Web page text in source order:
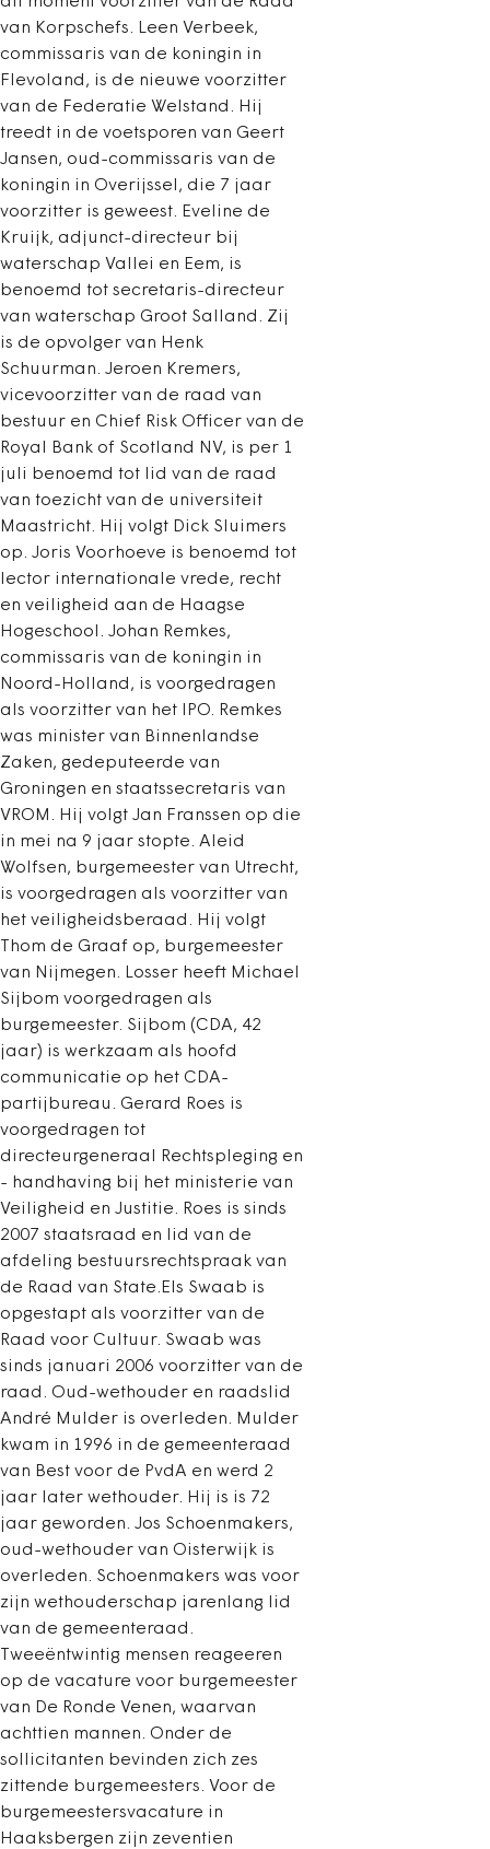
van Korpschefs. Leen Verbeek,
commissaris van de koningin in
Flevoland, is de nieuwe voorzitter
van de Federatie Welstand. Hij
treedt in de voetsporen van Geert
Jansen, oud-commissaris van de
koningin in Overijssel, die 7 jaar
voorzitter is geweest. Eveline de
Kruijk, adjunct-directeur bij
waterschap Vallei en Eem, is
benoemd tot secretaris-directeur
van waterschap Groot Salland. Zij
is de opvolger van Henk
Schuurman. Jeroen Kremers,
vicevoorzitter van de raad van
bestuur en Chief Risk Officer van de
Royal Bank of Scotland NV, is per 1
juli benoemd tot lid van de raad
van toezicht van de universiteit
Maastricht. Hij volgt Dick Sluimers
op. Joris Voorhoeve is benoemd tot
lector internationale vrede, recht
en veiligheid aan de Haagse
Hogeschool. Johan Remkes,
commissaris van de koningin in
Noord-Holland, is voorgedragen
als voorzitter van het IPO. Remkes
was minister van Binnenlandse
Zaken, gedeputeerde van
Groningen en staatssecretaris van
VROM. Hij volgt Jan Franssen op die
in mei na 9 jaar stopte. Aleid
Wolfsen, burgemeester van Utrecht,
is voorgedragen als voorzitter van
het veiligheidsberaad. Hij volgt
Thom de Graaf op, burgemeester
van Nijmegen. Losser heeft Michael
Sijbom voorgedragen als
burgemeester. Sijbom (CDA, 42
jaar) is werkzaam als hoofd
communicatie op het CDA-
partijbureau. Gerard Roes is
voorgedragen tot
directeurgeneraal Rechtspleging en
- handhaving bij het ministerie van
Veiligheid en Justitie. Roes is sinds
2007 staatsraad en lid van de
afdeling bestuursrechtspraak van
de Raad van State.Els Swaab is
opgestapt als voorzitter van de
Raad voor Cultuur. Swaab was
sinds januari 2006 voorzitter van de
raad. Oud-wethouder en raadslid
André Mulder is overleden. Mulder
kwam in 1996 in de gemeenteraad
van Best voor de PvdA en werd 2
jaar later wethouder. Hij is is 72
jaar geworden. Jos Schoenmakers,
oud-wethouder van Oisterwijk is
overleden. Schoenmakers was voor
zijn wethouderschap jarenlang lid
van de gemeenteraad.
Tweeëntwintig mensen reageeren
op de vacature voor burgemeester
van De Ronde Venen, waarvan
achttien mannen. Onder de
sollicitanten bevinden zich zes
zittende burgemeesters. Voor de
burgemeestersvacature in
Haaksbergen zijn zeventien